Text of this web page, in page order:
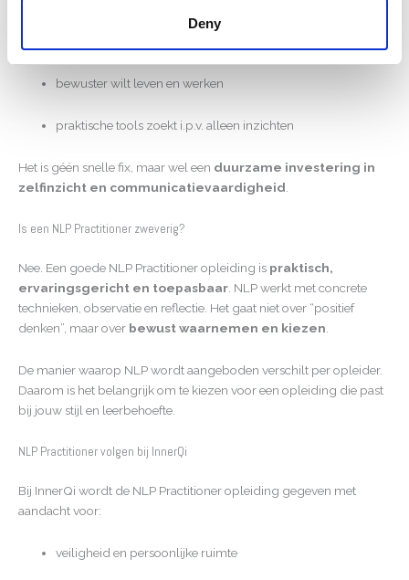
Deny
bewuster wilt leven en werken
praktische tools zoekt i.p.v. alleen inzichten
Het is géén snelle fix, maar wel een duurzame investering in
zelfinzicht en communicatievaardigheid
Is een NLP Practitioner zweverig?
Nee. Een goede NLP Practitioner opleiding is praktisch,
ervaringsgericht en toepasbaar . NLP werkt met concrete
technieken, observatie en reflectie. Het gaat niet over “positief
denken”, maar over bewust waarnemen en kiezen
De manier waarop NLP wordt aangeboden verschilt per opleider.
Daarom is het belangrijk om te kiezen voor een opleiding die past
bij jouw stijl en leerbehoefte.
NLP Practitioner volgen bij InnerQi
Bij InnerQi wordt de NLP Practitioner opleiding gegeven met
aandacht voor:
veiligheid en persoonlijke ruimte